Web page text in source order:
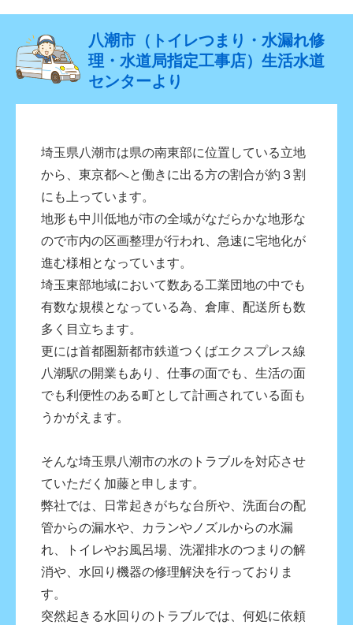
八潮市（トイレつまり・水漏れ修
理・水道局指定工事店）生活水道
センターより
埼玉県八潮市は県の南東部に位置している立地
から、東京都へと働きに出る方の割合が約３割
にも上っています。
地形も中川低地が市の全域がなだらかな地形な
ので市内の区画整理が行われ、急速に宅地化が
進む様相となっています。
埼玉東部地域において数ある工業団地の中でも
有数な規模となっている為、倉庫、配送所も数
多く目立ちます。
更には首都圏新都市鉄道つくばエクスプレス線
八潮駅の開業もあり、仕事の面でも、生活の面
でも利便性のある町として計画されている面も
うかがえます。
そんな埼玉県八潮市の水のトラブルを対応させ
ていただく加藤と申します。
弊社では、日常起きがちな台所や、洗面台の配
管からの漏水や、カランやノズルからの水漏
れ、トイレやお風呂場、洗濯排水のつまりの解
消や、水回り機器の修理解決を行っておりま
す。
突然起きる水回りのトラブルでは、何処に依頼